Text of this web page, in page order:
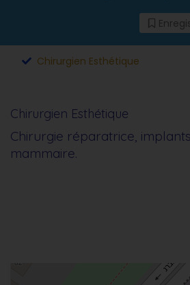
Chirurgien Esthétique
Chirurgien Esthétique
Chirurgie réparatrice,
mammaire.